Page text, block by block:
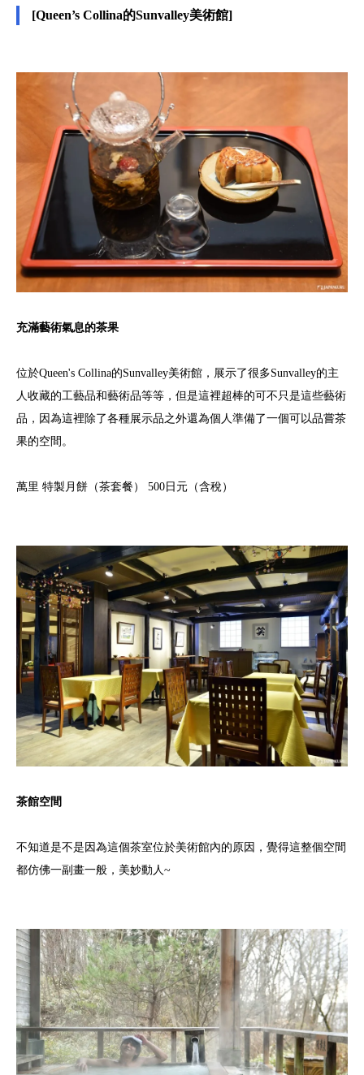
[Queen’s Collina的Sunvalley美術館]
充滿藝術氣息的茶果
位於Queen's Collina的Sunvalley美術館，展示了很多Sunvalley的主
人收藏的工藝品和藝術品等等，但是這裡超棒的可不只是這些藝術
品，因為這裡除了各種展示品之外還為個人準備了一個可以品嘗茶
果的空間。
萬里 特製月餅（茶套餐） 500日元（含稅）
茶館空間
不知道是不是因為這個茶室位於美術館內的原因，覺得這整個空間
都仿佛一副畫一般，美妙動人~